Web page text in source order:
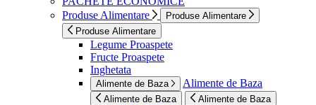
Produse Alimentare
Produse Alimentare
Produse Alimentare
Legume Proaspete
Fructe Proaspete
Inghetata
Alimente de Baza Alimente de Baza
Alimente de Baza Alimente de Baza